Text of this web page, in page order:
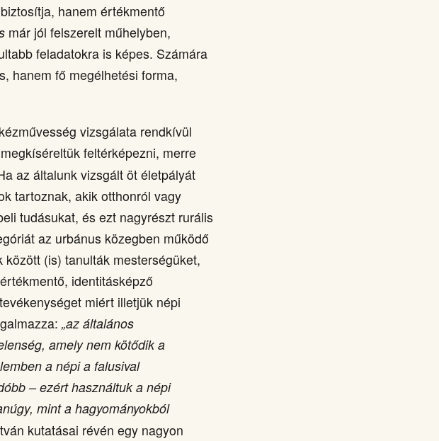
hanem értékmentő
már jól felszerelt műhelyben,
feladatokra is képes. Számára
hanem fő megélhetési forma,
vizsgálata rendkívül
feltérképezni, merre
az általunk vizsgált öt életpályát
tartoznak, akik otthonról vagy
tudásukat, és ezt nagyrészt rurális
az urbánus közegben működő
(is) tanulták mesterségüket,
identitásképző
miért illetjük népi
„az általános
amely nem kötődik a
a népi a falusival
– ezért használtuk a népi
mint a hagyományokból
kutatásai révén egy nagyon